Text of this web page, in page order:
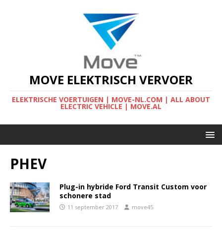
MOVE ELEKTRISCH VERVOER
ELEKTRISCHE VOERTUIGEN | MOVE-NL.COM | ALL ABOUT
ELECTRIC VEHICLE | MOVE.AL
PHEV
Plug-in hybride Ford Transit Custom voor
schonere stad
11 september 2017 move45